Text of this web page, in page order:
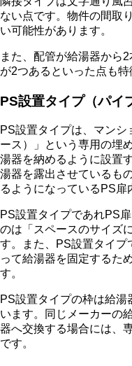
ない点です。物件の間取
い可能性があります。
また、配管が給湯器から
が2つあるといった点も特
PS設置タイプ（パイ
PS設置タイプは、マン
ース）」という専用の埋
湯器を納めるように設置
湯器を露出させているも
るようになっているPS扉
PS設置タイプであれPS
のは「スペースのサイズ
す。また、PS設置タイプ
って給湯器を固定するた
す。
PS設置タイプの枠は給湯
います。同じメーカーの
器へ交換する場合には、
です。